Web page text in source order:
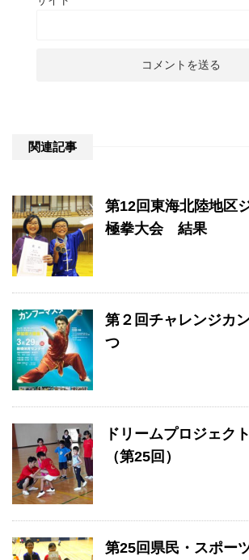
関連記事
第12回東海北陸地区
極拳大会 結果
第２回チャレンジカ
つ
ドリームプロジェク
（第25回）
第25回県民・スポー